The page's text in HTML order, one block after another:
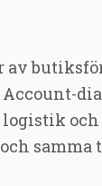
av
logistik och
samma